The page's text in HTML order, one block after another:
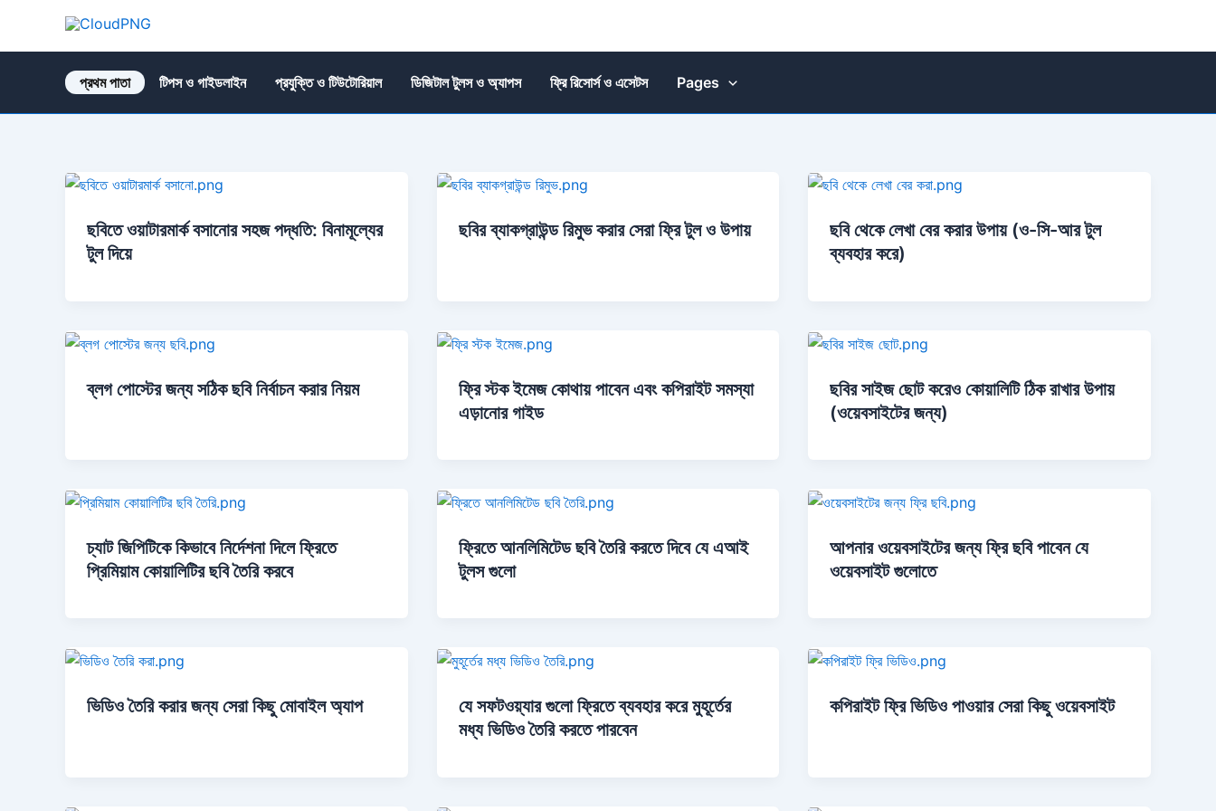
প্রথম পাতা টিপস ও গাইডলাইন প্রযুক্তি ও টিউটোরিয়াল ডিজিটাল টুলস ও অ্যাপস ফ্রি রিসোর্স ও এসেটস Pages
ছবিতে ওয়াটারমার্ক বসানোর সহজ পদ্ধতি: বিনামূল্যের
টুল দিয়ে
ছবির ব্যাকগ্রাউন্ড রিমুভ করার সেরা ফ্রি টুল ও উপায়
ছবি থেকে লেখা বের করার উপায় (ও-সি-আর টুল
ব্যবহার করে)
ব্লগ পোস্টের জন্য সঠিক ছবি নির্বাচন করার নিয়ম
ফ্রি স্টক ইমেজ কোথায় পাবেন এবং কপিরাইট সমস্যা
এড়ানোর গাইড
ছবির সাইজ ছোট করেও কোয়ালিটি ঠিক রাখার উপায়
(ওয়েবসাইটের জন্য)
চ্যাট জিপিটিকে কিভাবে নির্দেশনা দিলে ফ্রিতে
প্রিমিয়াম কোয়ালিটির ছবি তৈরি করবে
ফ্রিতে আনলিমিটেড ছবি তৈরি করতে দিবে যে এআই
টুলস গুলো
আপনার ওয়েবসাইটের জন্য ফ্রি ছবি পাবেন যে
ওয়েবসাইট গুলোতে
ভিডিও তৈরি করার জন্য সেরা কিছু মোবাইল অ্যাপ
যে সফটওয়্যার গুলো ফ্রিতে ব্যবহার করে মুহূর্তের
মধ্য ভিডিও তৈরি করতে পারবেন
কপিরাইট ফ্রি ভিডিও পাওয়ার সেরা কিছু ওয়েবসাইট